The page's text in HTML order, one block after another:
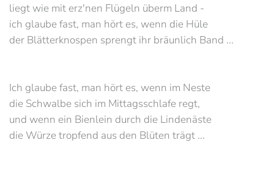
liegt wie mit erz'nen Flügeln überm Land -
ich glaube fast, man hört es, wenn die Hüle
der Blätterknospen sprengt ihr bräunlich Band ...
Ich glaube fast, man hört es, wenn im Neste
die Schwalbe sich im Mittagsschlafe regt,
und wenn ein Bienlein durch die Lindenäste
die Würze tropfend aus den Blüten trägt ...